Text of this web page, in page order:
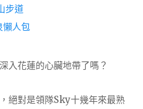
步道
懶人包
入花蓮的心臟地帶了嗎？
絕對是領隊Sky十幾年來最熟